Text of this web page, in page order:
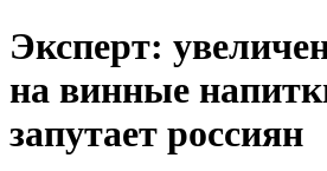
Эксперт:
на винные
запутает россиян